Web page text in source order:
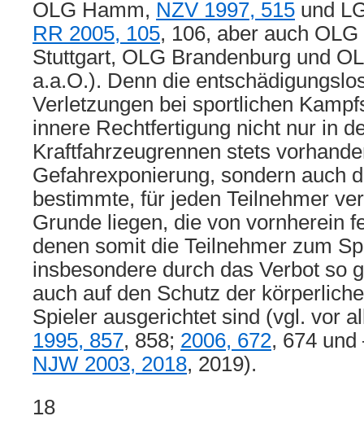
OLG Hamm, NZV 1997, 515 und
RR 2005, 105, 106, aber auch
Stuttgart, OLG Brandenburg und
a.a.O.). Denn die
Verletzungen bei sportlichen
innere Rechtfertigung nicht nur in
Kraftfahrzeugrennen stets
Gefahrexponierung, sondern auch
bestimmte, für jeden Teilnehmer
Grunde liegen, die von vornherein
denen somit die Teilnehmer zum
insbesondere durch das Verbot so
auch auf den Schutz der
Spieler ausgerichtet sind (vgl. vor
1995, 857, 858; 2006, 672, 674 und
NJW 2003, 2018, 2019).
18